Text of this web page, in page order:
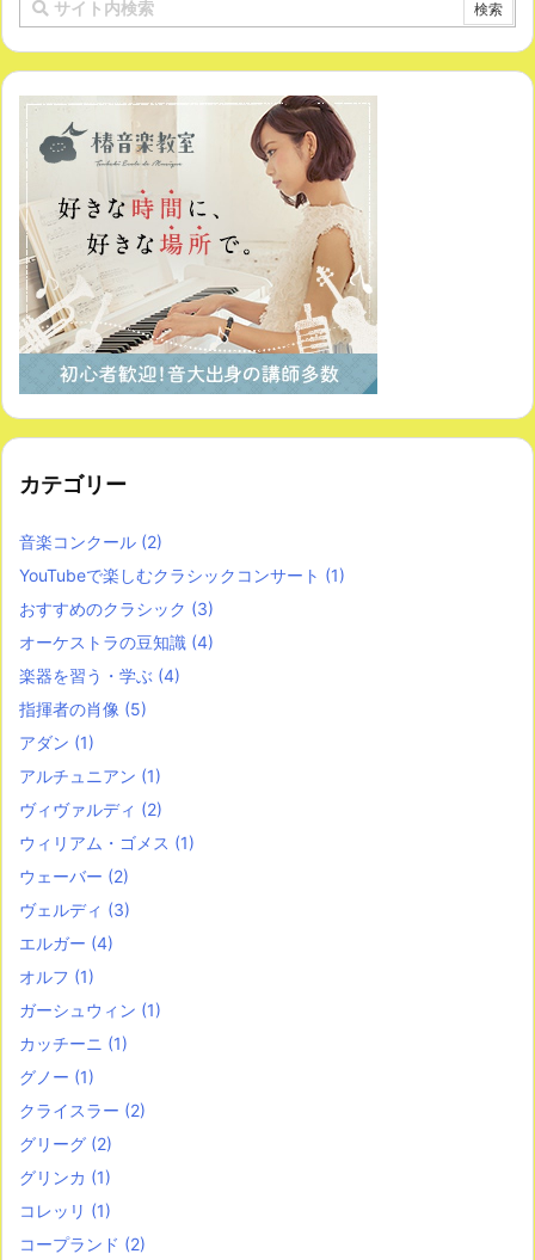
カテゴリー
音楽コンクール (2)
YouTubeで楽しむクラシックコンサート (1)
おすすめのクラシック (3)
オーケストラの豆知識 (4)
楽器を習う・学ぶ (4)
指揮者の肖像 (5)
アダン (1)
アルチュニアン (1)
ヴィヴァルディ (2)
ウィリアム・ゴメス (1)
ウェーバー (2)
ヴェルディ (3)
エルガー (4)
オルフ (1)
ガーシュウィン (1)
カッチーニ (1)
グノー (1)
クライスラー (2)
グリーグ (2)
グリンカ (1)
コレッリ (1)
コープランド (2)